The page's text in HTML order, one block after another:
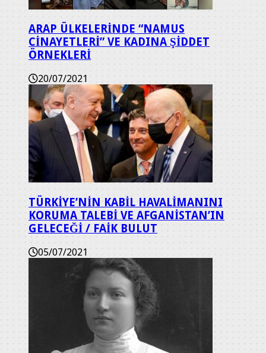
ARAP ÜLKELERİNDE “NAMUS
CİNAYETLERİ” VE KADINA ŞİDDET
ÖRNEKLERİ
20/07/2021
TÜRKİYE’NİN KABİL HAVALİMANINI
KORUMA TALEBİ VE AFGANİSTAN’IN
GELECEĞİ / FAİK BULUT
05/07/2021